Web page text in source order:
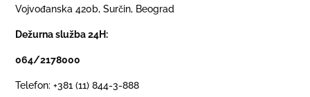
Vojvođanska 420b, Surčin, Beograd
Dežurna služba 24H:
064/2178000
Telefon: +381 (11) 844-3-888